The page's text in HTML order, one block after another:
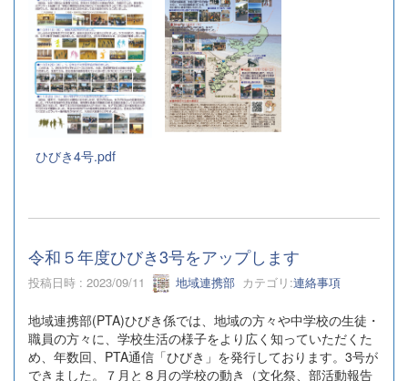
ひびき4号.pdf
令和５年度ひびき3号をアップします
投稿日時 : 2023/09/11 地域連携部 カテゴリ:連絡事項
地域連携部(PTA)ひびき係では、地域の方々や中学校の生徒・
職員の方々に、学校生活の様子をより広く知っていただくた
め、年数回、PTA通信「ひびき」を発行しております。3号が
できました。７月と８月の学校の動き（文化祭、部活動報告